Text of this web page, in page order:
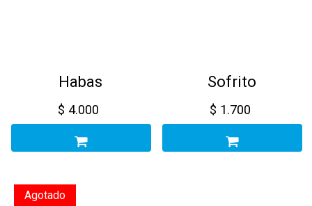
Habas
$ 4.000
Sofrito
$ 1.700
Agotado